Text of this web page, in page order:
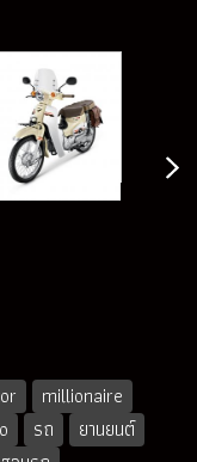
millionaire
รถ
ยานยนต์